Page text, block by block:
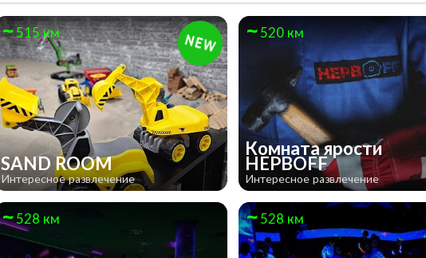
515 км
SAND ROOM
Интересное развлечение
520 км
Комната ярости
НЕРВOFF
Интересное развлечение
528 км 528 км